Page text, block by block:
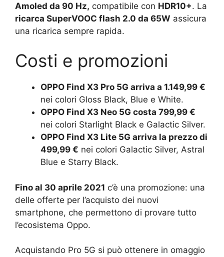
Amoled da 90 Hz, compatibile con HDR10+. La
ricarca SuperVOOC flash 2.0 da 65W assicura
una ricarica sempre rapida.
Costi e promozioni
OPPO Find X3 Pro 5G arriva a 1.149,99 €
nei colori Gloss Black, Blue e White.
OPPO Find X3 Neo 5G costa 799,99 €
nei colori Starlight Black e Galactic Silver.
OPPO Find X3 Lite 5G arriva la prezzo di
499,99 € nei colori Galactic Silver, Astral
Blue e Starry Black.
Fino al 30 aprile 2021 c’è una promozione: una
delle offerte per l’acquisto dei nuovi
smartphone, che permettono di provare tutto
l’ecosistema Oppo.
Acquistando Pro 5G si può ottenere in omaggio